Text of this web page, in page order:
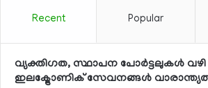
Recent Popular
വ്യക്തിഗത, സ്ഥാപന പോര്‍ട്ടലുകള്‍ വഴി
ഇലക്ട്രോണിക് സേവനങ്ങള്‍